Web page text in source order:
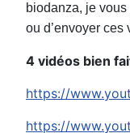
biodanza, je
ou d’envoyer ces
4 vidéos bien
https://
https://